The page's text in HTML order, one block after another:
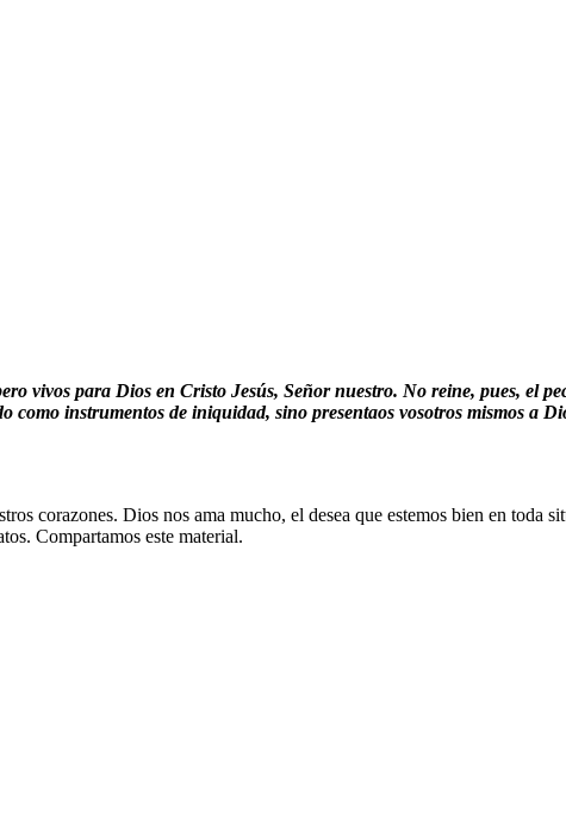
vivos para Dios en Cristo Jesús, Señor nuestro. No reine, pues, el
como instrumentos de iniquidad, sino presentaos vosotros mismos a
corazones. Dios nos ama mucho, el desea que estemos bien en toda
Compartamos este material.